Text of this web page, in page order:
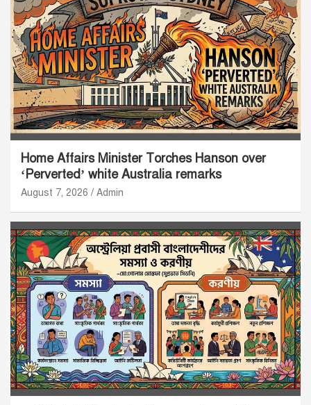
Home Affairs Minister Torches Hanson over
‘Perverted’ white Australia remarks
August 7, 2026 Admin